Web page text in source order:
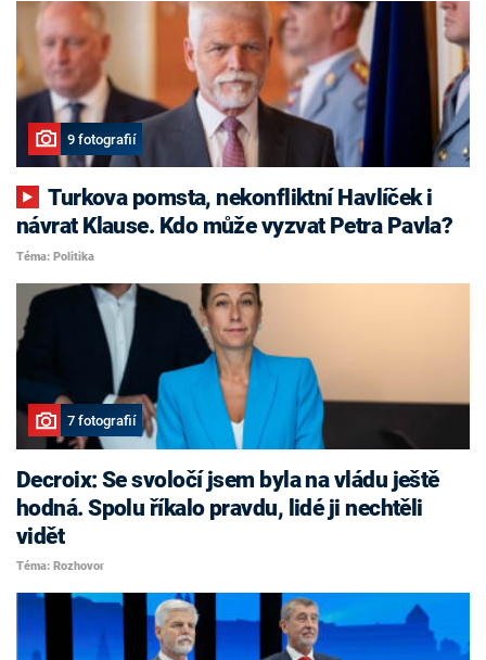
9 fotografií
Turkova pomsta, nekonfliktní Havlíček i
návrat Klause. Kdo může vyzvat Petra Pavla?
Téma: Politika
7 fotografií
Decroix: Se svoločí jsem byla na vládu ještě
hodná. Spolu říkalo pravdu, lidé ji nechtěli
vidět
Téma: Rozhovor